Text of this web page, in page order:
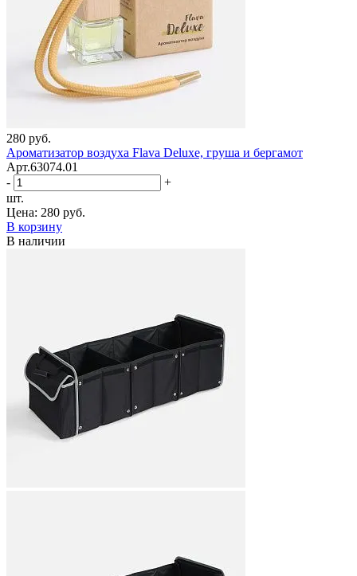
280 руб.
Ароматизатор воздуха Flava Deluxe, груша и бергамот
Арт.63074.01
-
+
шт.
Цена: 280 руб.
В корзину
В наличии